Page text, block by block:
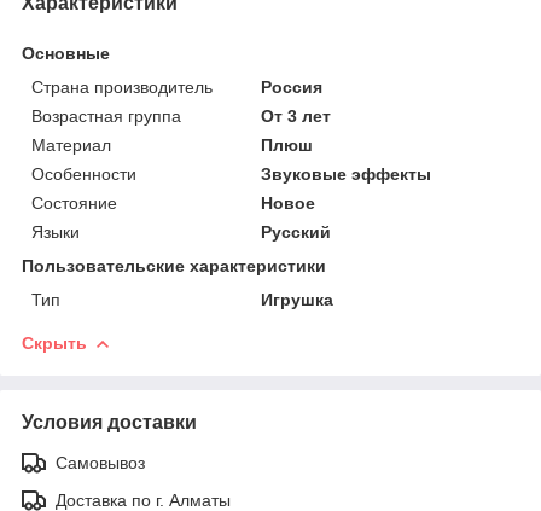
Основные
Страна производитель
Россия
Возрастная группа
От 3 лет
Материал
Плюш
Особенности
Звуковые эффекты
Состояние
Новое
Языки
Русский
Пользовательские характеристики
Тип
Игрушка
Скрыть
Условия доставки
Самовывоз
Доставка по г. Алматы